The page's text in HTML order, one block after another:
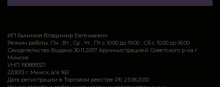
ИП Бычинов Владимир Евгеньевич
Режим работы: Пн , Вт , Ср , Чт , Пт c 10:00 до 19:00 ; Сб c 10:00 до 16:00
Свидетельство Выдано 30.11.2007 Администрацией Советского р-на г.
Минска
УНП 190899321
220013 г. Минск, а/я 160
Дата регистрации в Торговом реестре РБ: 23.06.2010